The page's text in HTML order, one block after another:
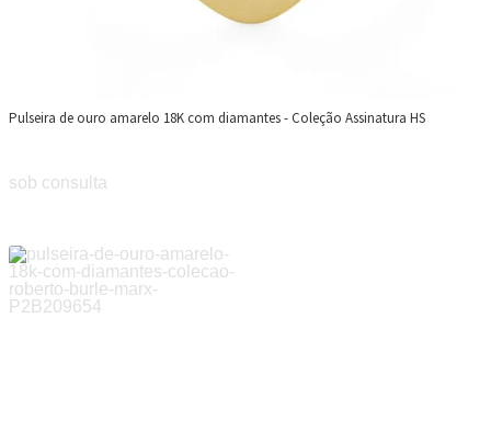
Pulseira de ouro amarelo 18K com diamantes - Coleção Assinatura HS
sob consulta